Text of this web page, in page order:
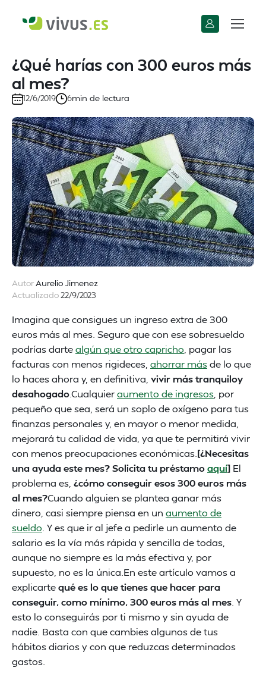
¿Qué harías con 300 euros más
al mes?
12/6/2019 6min de lectura
AutorAurelio Jimenez
Actualizado22/9/2023
Imagina que consigues un ingreso extra de 300
euros más al mes. Seguro que con ese sobresueldo
podrías dartealgún que otro capricho, pagar las
facturas con menos rigideces, ahorrar másde lo que
lo haces ahora y, en definitiva, vivir más tranquiloy
desahogado.Cualquieraumento de ingresos, por
pequeño que sea, será un soplo de oxígeno para tus
finanzas personales y, en mayor o menor medida,
mejorará tu calidad de vida, ya que te permitirá vivir
con menos preocupaciones económicas.[¿Necesitas
una ayuda este mes? Solicita tu préstamoaquí] El
problema es, ¿cómo conseguir esos 300 euros más
al mes?Cuando alguien se plantea ganar más
dinero, casi siempre piensa en un aumento de
sueldo. Y es que ir al jefe a pedirle un aumento de
salario es la vía más rápida y sencilla de todas,
aunque no siempre es la más efectiva y, por
supuesto, no es la única.En este artículo vamos a
explicartequé es lo que tienes que hacer para
conseguir, como mínimo, 300 euros más al mes. Y
esto lo conseguirás por ti mismo y sin ayuda de
nadie. Basta con que cambies algunos de tus
hábitos diarios y con que reduzcas determinados
gastos.